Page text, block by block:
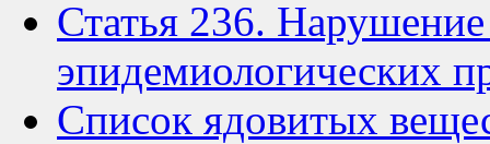
Статья 236.
эпидемиологических
Список ядовитых